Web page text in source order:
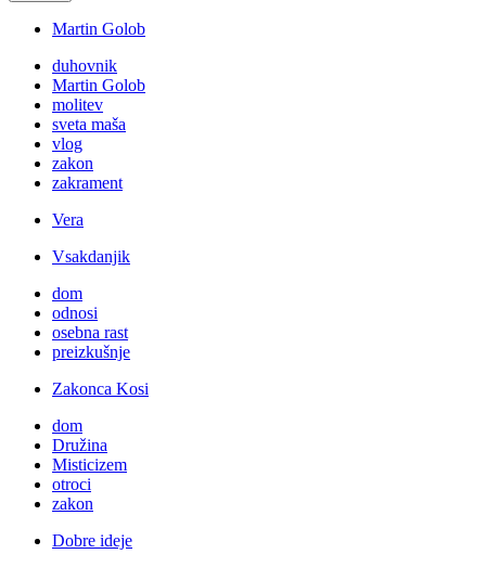
Martin Golob
duhovnik
Martin Golob
molitev
sveta maša
vlog
zakon
zakrament
Vera
Vsakdanjik
dom
odnosi
osebna rast
preizkušnje
Zakonca Kosi
dom
Družina
Misticizem
otroci
zakon
Dobre ideje